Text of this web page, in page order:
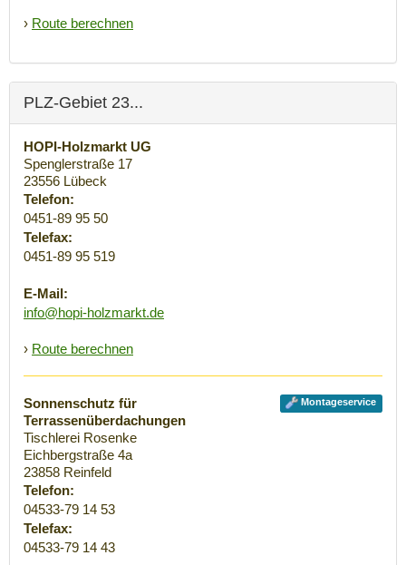
› Route berechnen
PLZ-Gebiet 23...
HOPI-Holzmarkt UG
Spenglerstraße 17
23556 Lübeck
Telefon:
0451-89 95 50
Telefax:
0451-89 95 519
E-Mail:
info@hopi-holzmarkt.de
› Route berechnen
Montageservice
Sonnenschutz für
Terrassenüberdachungen
Tischlerei Rosenke
Eichbergstraße 4a
23858 Reinfeld
Telefon:
04533-79 14 53
Telefax:
04533-79 14 43